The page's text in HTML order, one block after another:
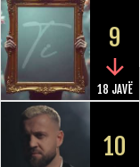
9
18 JAVË
10